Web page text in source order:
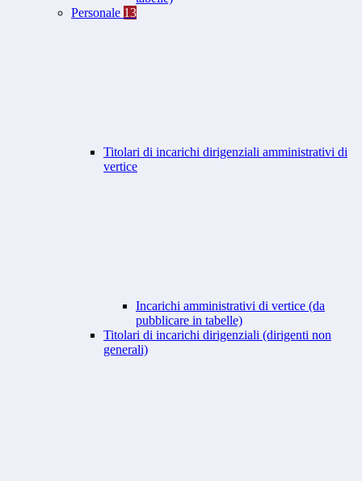
Personale 13
Titolari di incarichi dirigenziali amministrativi di
vertice
Incarichi amministrativi di vertice (da
pubblicare in tabelle)
Titolari di incarichi dirigenziali (dirigenti non
generali)